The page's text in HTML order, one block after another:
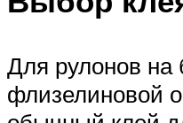
Для рулонов на
флизелиновой